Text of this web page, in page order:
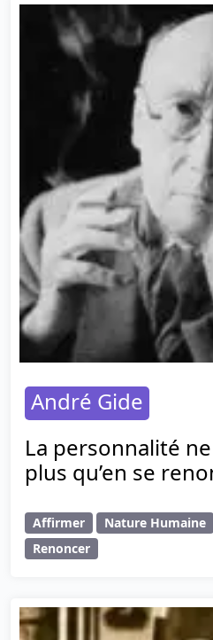
André Gide
La personnalité
plus qu’en se
Affirmer Nature Humaine
Renoncer